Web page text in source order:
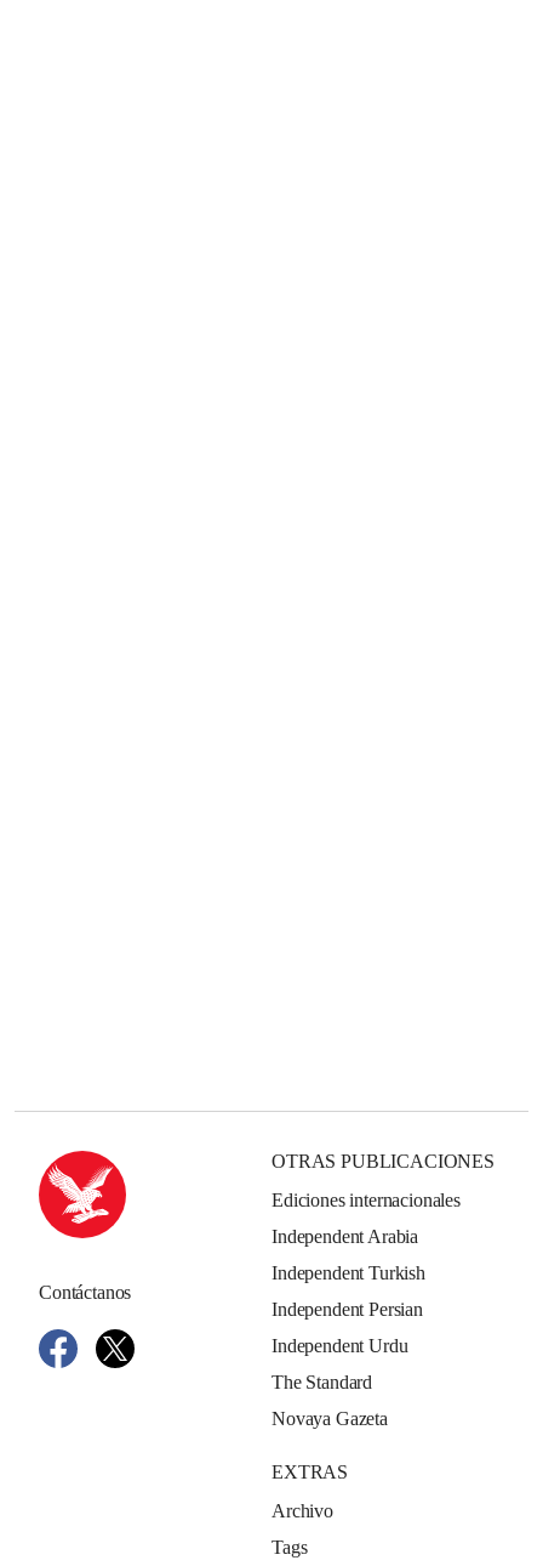
Contáctanos
OTRAS PUBLICACIONES
Ediciones internacionales
Independent Arabia
Independent Turkish
Independent Persian
Independent Urdu
The Standard
Novaya Gazeta
EXTRAS
Archivo
Tags